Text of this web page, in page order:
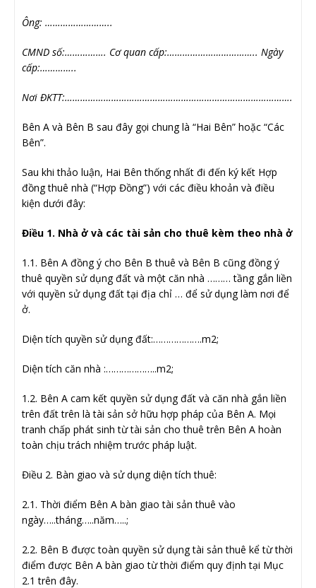
Ông: ……………………..
CMND số:……………. Cơ quan cấp:…………………………….. Ngày
cấp:…………..
Nơi ĐKTT:…………………………………………………………………………….
Bên A và Bên B sau đây gọi chung là “Hai Bên” hoặc “Các
Bên”.
Sau khi thảo luận, Hai Bên thống nhất đi đến ký kết Hợp
đồng thuê nhà (“Hợp Đồng”) với các điều khoản và điều
kiện dưới đây:
Điều 1. Nhà ở và các tài sản cho thuê kèm theo nhà ở
1.1. Bên A đồng ý cho Bên B thuê và Bên B cũng đồng ý
thuê quyền sử dụng đất và một căn nhà ……… tầng gắn liền
với quyền sử dụng đất tại địa chỉ … để sử dụng làm nơi để
ở.
Diện tích quyền sử dụng đất:……………….m2;
Diện tích căn nhà :………………..m2;
1.2. Bên A cam kết quyền sử dụng đất và căn nhà gắn liền
trên đất trên là tài sản sở hữu hợp pháp của Bên A. Mọi
tranh chấp phát sinh từ tài sản cho thuê trên Bên A hoàn
toàn chịu trách nhiệm trước pháp luật.
Điều 2. Bàn giao và sử dụng diện tích thuê:
2.1. Thời điểm Bên A bàn giao tài sản thuê vào
ngày…..tháng…..năm…..;
2.2. Bên B được toàn quyền sử dụng tài sản thuê kể từ thời
điểm được Bên A bàn giao từ thời điểm quy định tại Mục
2.1 trên đây.